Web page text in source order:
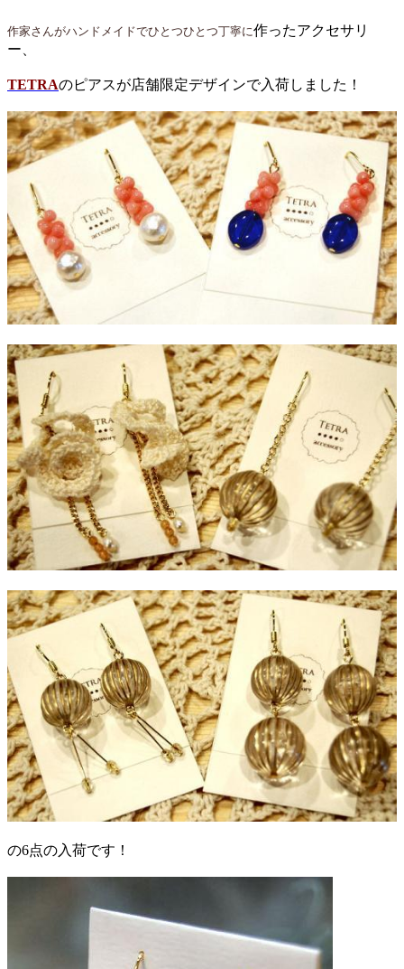
作家さんがハンドメイドでひとつひとつ丁寧に作ったアクセサリ
ー、
TETRAのピアスが店舗限定デザインで入荷しました！
の6点の入荷です！